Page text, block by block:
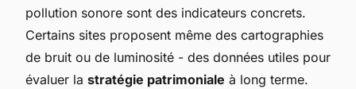
pollution sonore sont des indicateurs concrets.
Certains sites proposent même des cartographies
de bruit ou de luminosité - des données utiles pour
évaluer la stratégie patrimoniale à long terme.